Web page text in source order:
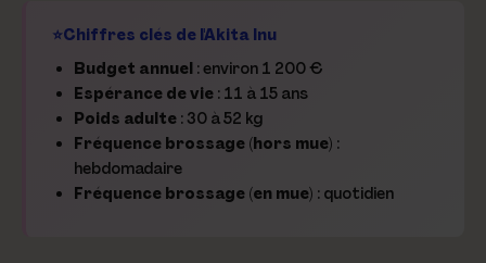
Chiffres clés de l'Akita Inu
Budget annuel : environ 1 200 €
Espérance de vie : 11 à 15 ans
Poids adulte : 30 à 52 kg
Fréquence brossage (hors mue) :
hebdomadaire
Fréquence brossage (en mue) : quotidien